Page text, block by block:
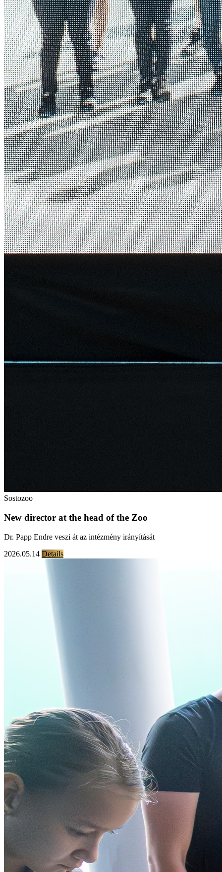
Sostozoo
New director at the head of the Zoo
Dr. Papp Endre veszi át az intézmény irányítását
2026.05.14 Details